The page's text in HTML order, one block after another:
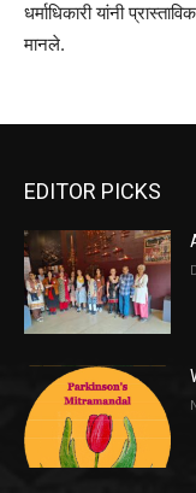
धर्माधिकारी यांनी
मानले.
EDITOR PICKS